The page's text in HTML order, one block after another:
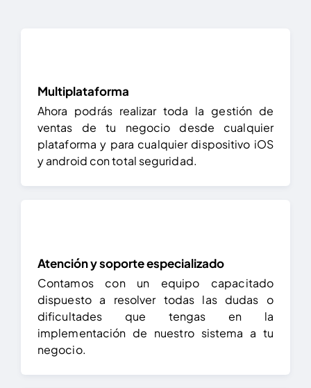
Multiplataforma
Ahora podrás realizar toda la gestión de
ventas de tu negocio desde cualquier
plataforma y para cualquier dispositivo iOS
y android con total seguridad.
Atención y soporte especializado
Contamos con un equipo capacitado
dispuesto a resolver todas las dudas o
dificultades que tengas en la
implementación de nuestro sistema a tu
negocio.